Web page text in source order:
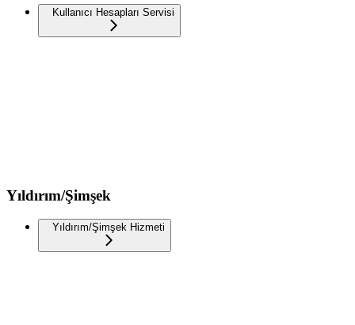
Kullanıcı Hesapları Servisi
Yıldırım/Şimşek
Yıldırım/Şimşek Hizmeti